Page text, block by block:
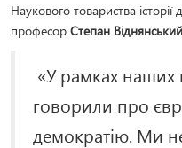
Наукового товариства
професор Степан Віднянський
«У рамках
говорили про
демократію. Ми